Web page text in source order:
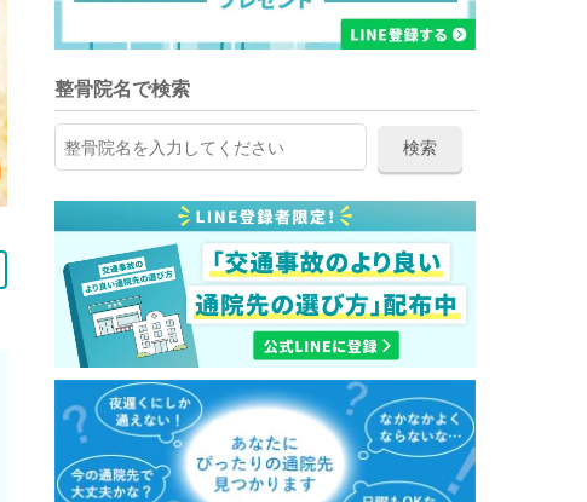
整骨院名で検索